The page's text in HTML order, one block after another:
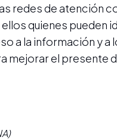
redes de atención
quienes pueden
a la información y
mejorar el presente